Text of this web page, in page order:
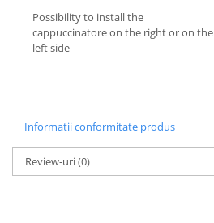
Possibility to install the
cappuccinatore on the right or on the
left side
Informatii conformitate produs
Review-uri(0)